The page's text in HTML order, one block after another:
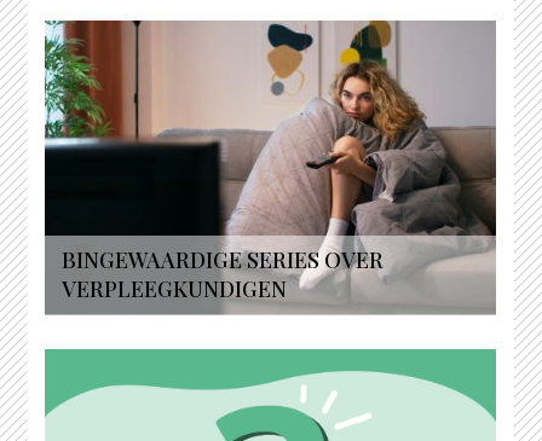
BINGEWAARDIGE SERIES OVER
VERPLEEGKUNDIGEN